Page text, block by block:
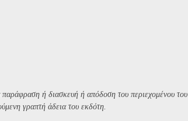
ή διασκευή ή απόδοση του περιεχομένου
γραπτή άδεια του εκδότη.